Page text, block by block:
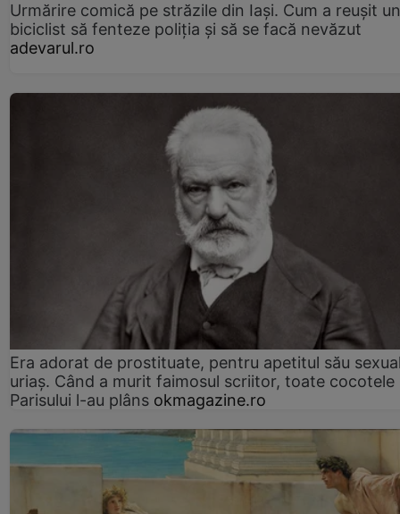
Urmărire comică pe străzile din Iași. Cum a reușit un
biciclist să fenteze poliția și să se facă nevăzut
adevarul.ro
Era adorat de prostituate, pentru apetitul său
uriaș. Când a murit faimosul scriitor, toate cocotele
Parisului l-au plâns okmagazine.ro